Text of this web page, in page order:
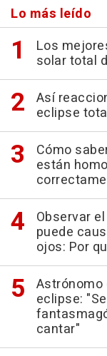
Lo más leído
Los
solar total
Así
eclipse
Cómo
están
Observar
puede
ojos: Por
Astrónomo
eclipse:
cantar"